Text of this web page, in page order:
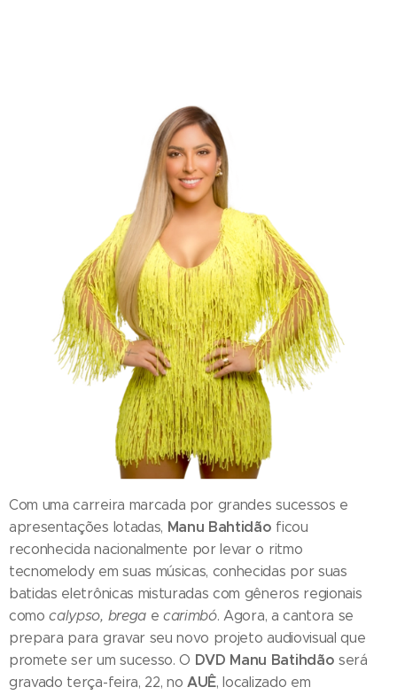
Com uma carreira marcada por grandes sucessos e
apresentações lotadas, Manu Bahtidão ficou
reconhecida nacionalmente por levar o ritmo
tecnomelody em suas músicas, conhecidas por suas
batidas eletrônicas misturadas com gêneros regionais
comocalypso, bregae carimbó. Agora, a cantora se
prepara para gravar seu novo projeto audiovisual que
promete ser um sucesso. O DVD Manu Batihdão será
gravado terça-feira, 22, noAUÊ, localizado em